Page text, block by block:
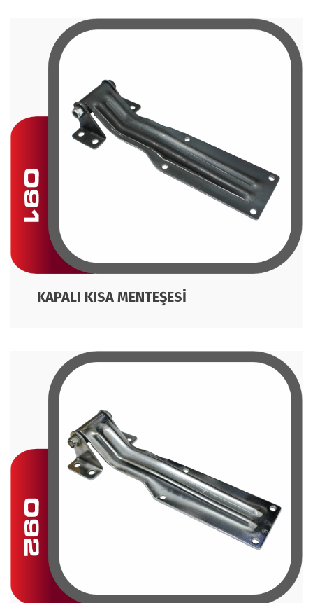
KAPALI KISA MENTEŞESİ